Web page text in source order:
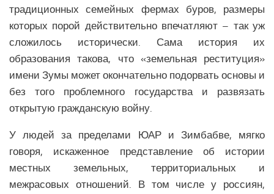
традиционных семейных фермах буров, размеры
которых порой действительно впечатляют – так уж
сложилось исторически. Сама история их
образования такова, что «земельная реституция»
имени Зумы может окончательно подорвать основы и
без того проблемного государства и развязать
открытую гражданскую войну.
У людей за пределами ЮАР и Зимбабве, мягко
говоря, искаженное представление об истории
местных земельных, территориальных и
межрасовых отношений. В том числе у россиян,